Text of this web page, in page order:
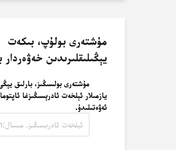
مۇشتەرى بولۇپ، بىكەت
يېڭىلىقلىرىدىن
مۇشتەرى بولسىڭىز، بارلىق
يازمىلار ئېلخەت ئادرېسىڭىزغا
ئەۋەتىلىدۇ.
ئادرېسىڭىز.